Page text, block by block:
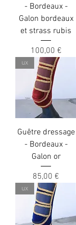
- Bordeaux -
Galon bordeaux
et strass rubis
Precio
100,00 €
ux
Guêtre dressage
- Bordeaux -
Galon or
Precio
85,00 €
ux